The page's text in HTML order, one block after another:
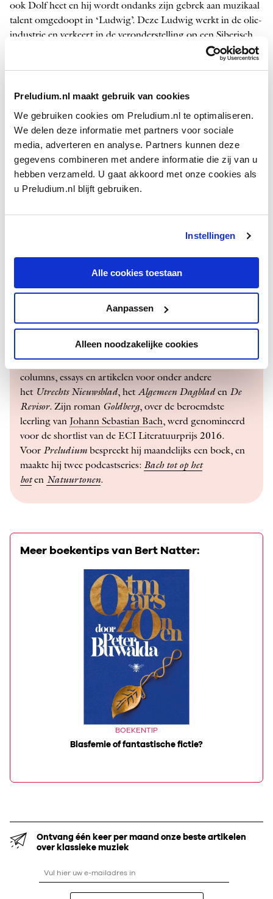
Preludium.nl maakt gebruik van cookies
We gebruiken cookies om Preludium.nl te optimaliseren.
We delen deze informatie met partners voor sociale
media, adverteren en analyse. Partners kunnen deze
gegevens combineren met andere informatie die zij van u
hebben verzameld. U gaat akkoord met onze cookies als
u Preludium.nl blijft gebruiken.
Instellingen
Alle cookies toestaan
Aanpassen
Alleen noodzakelijke cookies
ook Dolf heet en hij wordt ondanks zijn gebrek aan muzikaal
talent omgedoopt in ‘Ludwig’. Deze Ludwig werkt in de olie-
industrie en verkeert in de veronderstelling op een Siberisch
schiereiland bij toeval zijn volbloed vader te hebben ontmoet,
werkelijk van Beethovens hand of is het een vervalsing van
Appelqvist, die zich op pathologische wijze met de grote
meester vereenzelvigt?), zullen lezers de publicatie van de
volgende twee delen van Buwalda’s bizarre literaire tour de
force moeten afwachten.
Voor de ongeduldigen doet zich echter een unieke
namelijk het ‘ontbrekende’ derde
zal Beijer de ‘complete’ sonate vertolken,
Beethovenpuristen zullen het blas­femie, hoogmoed of
zwendel noemen, voor mij is het fantastische fictie.
columns, essays en artikelen voor onder andere
het Utrechts Nieuwsblad, hetAlgemeen Dagblad en De
Revisor. Zijn roman Goldberg, over de beroemdste
leerling van Johann Sebastian Bach, werd genomineerd
voor de shortlist van de ECI Literatuurprijs 2016.
Voor Preludiumbespreekt hij maandelijks een boek, en
maakte hij twee podcastseries: Bachtot op het
boten Natuurtonen.
Meer boekentips van Bert Natter:
BOEKENTIP
Blasfemie of fantastische fictie?
Ontvang één keer per maand onze beste artikelen
over klassieke muziek